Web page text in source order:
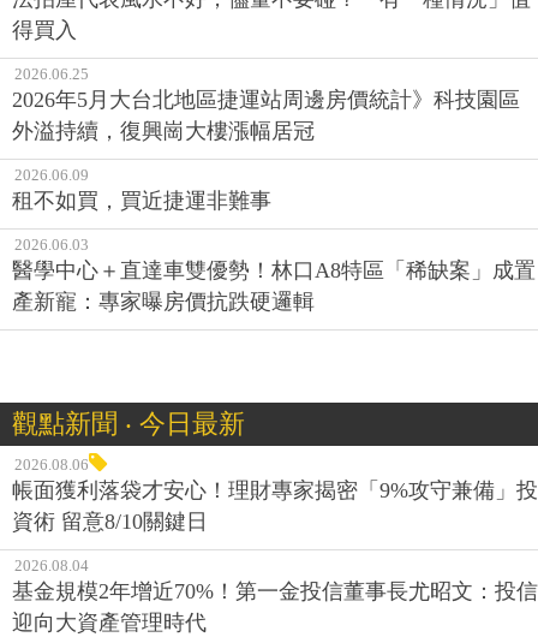
得買入
2026.06.25
2026年5月大台北地區捷運站周邊房價統計》科技園區
外溢持續，復興崗大樓漲幅居冠
2026.06.09
租不如買，買近捷運非難事
2026.06.03
醫學中心＋直達車雙優勢！林口A8特區「稀缺案」成置
產新寵：專家曝房價抗跌硬邏輯
觀點新聞 ‧ 今日最新
2026.08.06
帳面獲利落袋才安心！理財專家揭密「9%攻守兼備」投
資術 留意8/10關鍵日
2026.08.04
基金規模2年增近70%！第一金投信董事長尤昭文：投信
迎向大資產管理時代